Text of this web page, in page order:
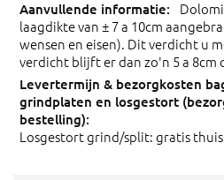
laagdikte van ± 7 a 10cm
wensen en eisen). Dit verdicht u
verdicht blijft er dan zo'n 5 a 8cm
Losgestort grind/split: gratis